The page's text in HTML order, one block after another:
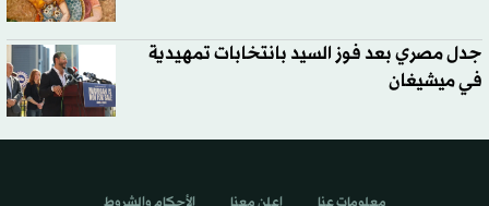
جدل مصري بعد فوز السيد بانتخابات تمهيدية
في ميشيغان
معلومات عنا اعلن معنا الأحكام والشروط